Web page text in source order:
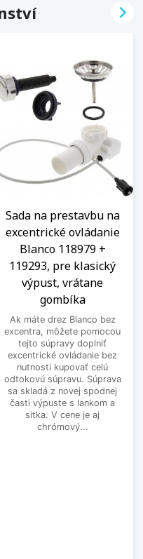
Sada na prestavbu na
excentrické ovládanie
Blanco 118979 +
119293, pre klasický
výpust, vrátane
gombíka
Ak máte drez Blanco bez
excentra, môžete pomocou
tejto súpravy doplniť
excentrické ovládanie bez
nutnosti kupovať celú
odtokovú súpravu. Súprava
sa skladá z novej spodnej
časti výpuste s lankom a
sitka. V cene je aj
chrómový...
